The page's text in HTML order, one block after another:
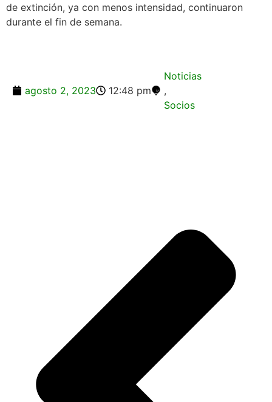
de extinción, ya con menos intensidad, continuaron
durante el fin de semana.
agosto 2, 2023 12:48 pm
Noticias
,
Socios